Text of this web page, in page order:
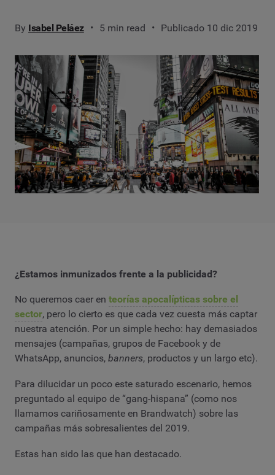
By Isabel Peláez 5 min read Publicado 10 dic 2019
¿Estamos inmunizados frente a la publicidad?
No queremos caer en teorías apocalípticas sobre el
sector, pero lo cierto es que cada vez cuesta más captar
nuestra atención. Por un simple hecho: hay demasiados
mensajes (campañas, grupos de Facebook y de
WhatsApp, anuncios, banners, productos y un largo etc).
Para dilucidar un poco este saturado escenario, hemos
preguntado al equipo de “gang-hispana” (como nos
llamamos cariñosamente en Brandwatch) sobre las
campañas más sobresalientes del 2019.
Estas han sido las que han destacado.